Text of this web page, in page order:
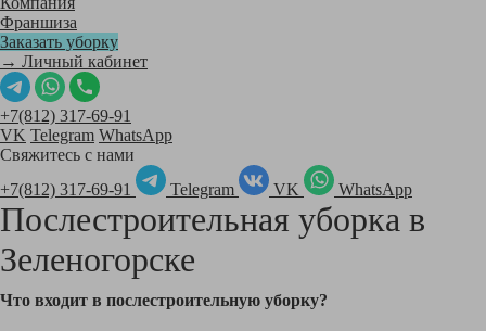
Франшиза
Заказать уборку
→ Личный кабинет
+7(812) 317-69-91
VK Telegram WhatsApp
Свяжитесь с нами
+7(812) 317-69-91
Telegram VK WhatsApp
Послестроительная уборка в
Зеленогорске
Что входит в послестроительную уборку?